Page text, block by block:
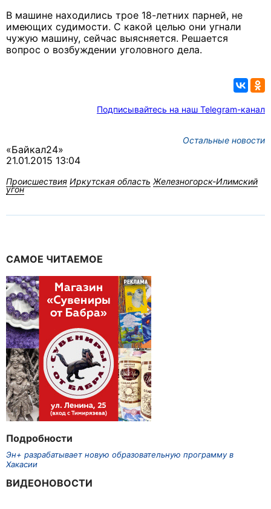
В машине находились трое 18-летних парней, не
имеющих судимости. С какой целью они угнали
чужую машину, сейчас выясняется. Решается
вопрос о возбуждении уголовного дела.
Подписывайтесь на наш Telegram-канал
Остальные новости
«Байкал24»
21.01.2015 13:04
Происшествия Иркутская область Железногорск-Илимский
угон
САМОЕ ЧИТАЕМОЕ
Подробности
Эн+ разрабатывает новую образовательную программу в
Хакасии
ВИДЕОНОВОСТИ